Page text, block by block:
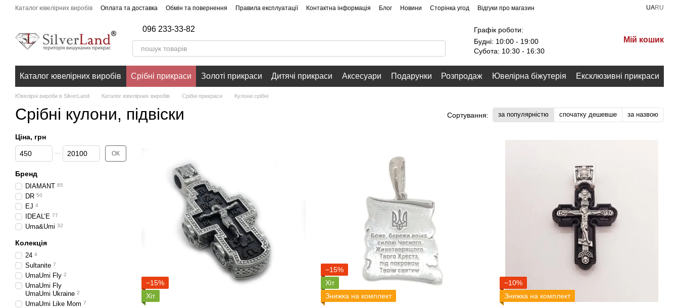
Перейти до основного контенту
Каталог ювелірних виробів Оплата та доставка Обмін та повернення Правила експлуатації Контактна інформація Блог Новини Сторінка угод Відгуки про магазин UARU
096 233-33-82
Графік роботи:
Будні: 10:00 - 19:00
Субота: 10:30 - 16:30
Мій кошик
Каталог ювелірних виробів Срібні прикраси Золоті прикраси Дитячі прикраси Аксесуари Подарунки Розпродаж Ювелірна біжутерія Ексклюзивні прикраси
Ювелірні вироби в SilverLand Каталог ювелірних виробів Срібні прикраси Кулони срібні
Срібні кулони, підвіски Сортування: за популярністю спочатку дешевше за назвою
−15%
Хіт
−15%
Хіт
Знижка на комплект
−10%
Знижка на комплект
Ціна, грн
Від Ціна, грн
До Ціна, грн ОК
Бренд
DIAMANT 85
DR 50
EJ 4
IDEAL’E 77
Uma&Umi 32
Колекція
24 4
Sultanite 7
UmaUmi Fly 2
UmaUmi Fly
UmaUmi Ukraine 2
UmaUmi Like Mom 7